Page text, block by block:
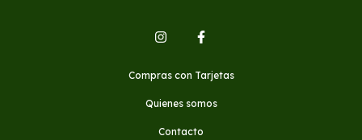
Compras con Tarjetas
Quienes somos
Contacto